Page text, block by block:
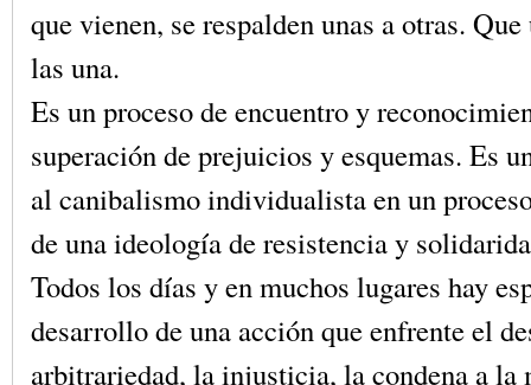
que vienen, se respalden unas a otras.
las una.
Es un proceso de encuentro y
superación de prejuicios y esquemas. Es
al canibalismo individualista en un
de una ideología de resistencia y
Todos los días y en muchos lugares hay
desarrollo de una acción que enfrente el
arbitrariedad, la injusticia, la condena a la